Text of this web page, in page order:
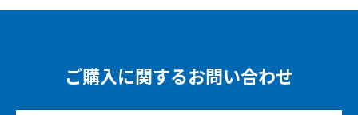
ご購入に関するお問い合わせ